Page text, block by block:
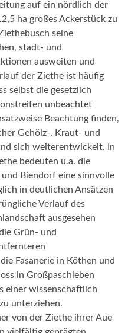
auf ein nördlich der
ha großes Ackerstück zu
seine
stadt- und
ausweiten und
der Ziethe ist häufig
selbst die gesetzlich
unbeachtet
Beachtung finden,
Gehölz-, Kraut- und
sich weiterentwickelt. In
bedeuten u.a. die
Biendorf eine sinnvolle
in deutlichen Ansätzen
Verlauf des
ausgesehen
Grün- und
Fasanerie in Köthen und
in Großpaschleben
einer wissenschaftlich
unterziehen.
von der Ziethe ihrer Aue